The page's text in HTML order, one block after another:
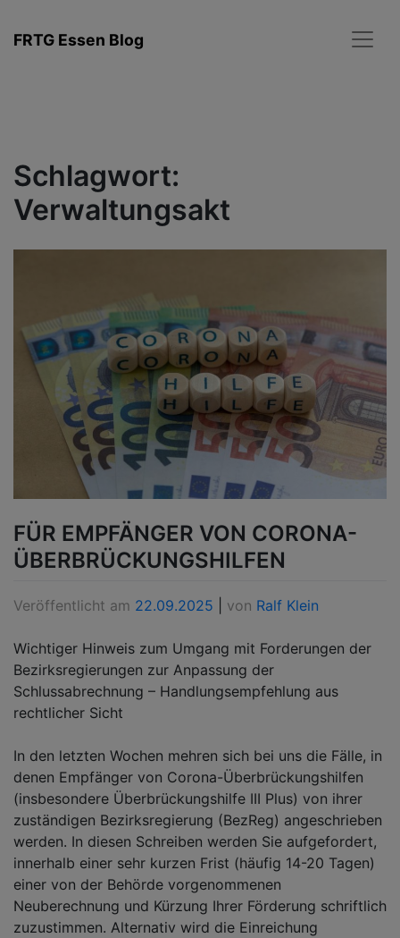
Inhalt
FRTG Essen Blog
Schlagwort:
Verwaltungsakt
FÜR EMPFÄNGER VON CORONA-
ÜBERBRÜCKUNGSHILFEN
Veröffentlicht am 22.09.2025 von Ralf Klein
Wichtiger Hinweis zum Umgang mit Forderungen der
Bezirksregierungen zur Anpassung der
Schlussabrechnung – Handlungsempfehlung aus
rechtlicher Sicht
In den letzten Wochen mehren sich bei uns die Fälle, in
denen Empfänger von Corona-Überbrückungshilfen
(insbesondere Überbrückungshilfe III Plus) von ihrer
zuständigen Bezirksregierung (BezReg) angeschrieben
werden. In diesen Schreiben werden Sie aufgefordert,
innerhalb einer sehr kurzen Frist (häufig 14-20 Tagen)
einer von der Behörde vorgenommenen
Neuberechnung und Kürzung Ihrer Förderung schriftlich
zuzustimmen. Alternativ wird die Einreichung